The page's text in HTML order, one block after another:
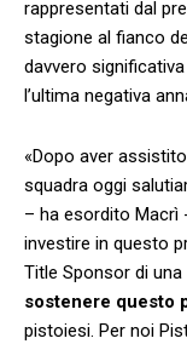
rappresentati dal
stagione al fianco
davvero
l’ultima negativa
«Dopo aver
squadra oggi
– ha esordito Macrì
investire in questo
Title Sponsor di
sostenere questo
pistoiesi. Per noi